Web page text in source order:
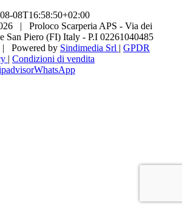
08T16:58:50+02:00
| Proloco Scarperia APS - Via dei
San Piero (FI) Italy - P.I 02261040485
| Powered by Sindimedia Srl | GPDR
| Condizioni di vendita
WhatsApp